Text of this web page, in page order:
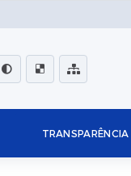
TRANSPARÊNCIA